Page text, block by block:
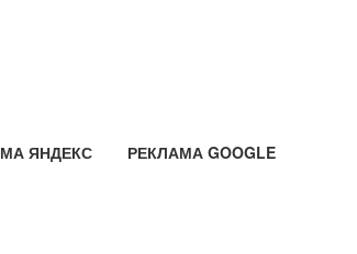
ЯНДЕКС РЕКЛАМА GOOGLE